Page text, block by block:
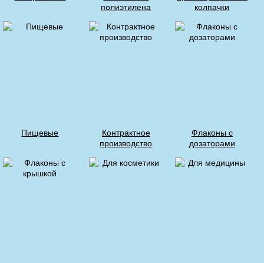
полиэтилена
колпачки
Пищевые
Контрактное
производство
Флаконы с
дозаторами